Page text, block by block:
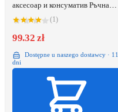
аксесоар и консуматив Ръчна
прахосмукачка Филтър
(1)
99.32 zł
Dostępne u naszego dostawcy · 11
dni